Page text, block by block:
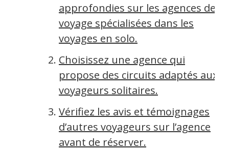
approfondies sur les agences de
voyage spécialisées dans les
voyages en solo.
Choisissez une agence qui
propose des circuits adaptés aux
voyageurs solitaires.
Vérifiez les avis et témoignages
d’autres voyageurs sur l’agence
avant de réserver.